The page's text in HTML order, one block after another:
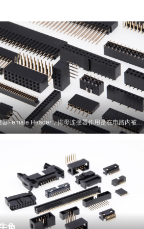
排母连接器Female Header，排母连接器作用是在电路内被阻断处或孤立不通...
角